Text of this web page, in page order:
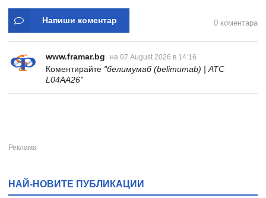
Напиши коментар 0 коментара
www.framar.bg на 07 August 2026 в 14:16
Коментирайте "белимумаб (belimumab) | ATC
L04AA26"
НАЙ-НОВИТЕ ПУБЛИКАЦИИ